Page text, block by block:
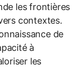
les frontières
contextes.
de
à
les